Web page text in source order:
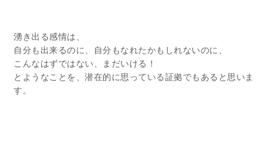
湧き出る感情は、
自分も出来るのに、自分もなれたかもしれないのに、
こんなはずではない、まだいける！
とようなことを、潜在的に思っている証拠でもあると思いま
す。